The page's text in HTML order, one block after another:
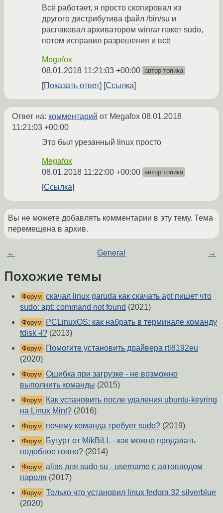
Всё работает, я просто скопировал из
другого дистрибутива файл /bin/su и
распаковал архиватором winrar пакет sudo,
потом исправил разрешения и всё
Megafox
08.01.2018 11:21:03 +00:00 автор топика
Показать ответ Ссылка
Ответ на: комментарий от Megafox 08.01.2018
11:21:03 +00:00
Это был урезанный linux просто
Megafox
08.01.2018 11:22:00 +00:00 автор топика
Ссылка
Вы не можете добавлять комментарии в эту тему. Тема
перемещена в архив.
← General →
Похожие темы
Форум скачал linux garuda как скачать apt пишет что
sudo: apt: command not found (2021)
Форум
PCLinuxOS: как набрать в терминале команду
fdisk -l? (2013)
Форум
Помогите установить драйвера rtl8192eu
(2020)
Форум Ошибка при загрузке - не возможно
выполнить команды (2015)
Форум
Как установить после удаления ubuntu-keyring
на Linux Mint? (2016)
Форум почему команда требует sudo? (2019)
Форум
Бугурт от MikBiLL - как можно продавать
подобное говно? (2014)
Форум alias для sudo su - username с автовводом
пароля (2017)
Форум Только что установил linux fedora 32 silverblue
(2020)